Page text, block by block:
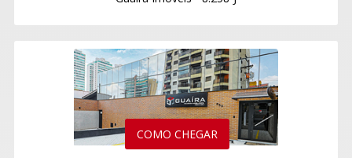
COMO CHEGAR